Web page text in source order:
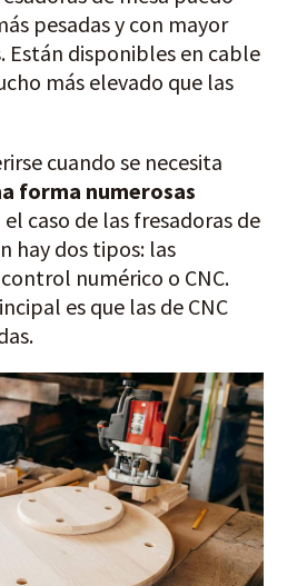
pesadas y con mayor
Están disponibles en cable
más elevado que las
cuando se necesita
forma numerosas
el caso de las fresadoras de
hay dos tipos: las
numérico o CNC.
es que las de CNC